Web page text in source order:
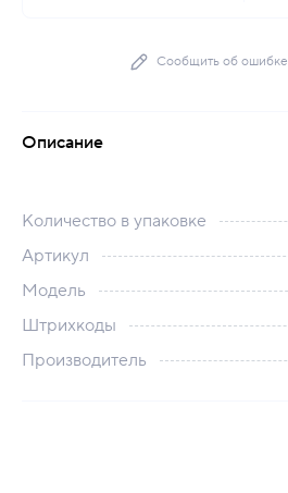
Сообщить об ошибке
Описание
Количество в упаковке
Артикул
Модель
Штрихкоды
Производитель